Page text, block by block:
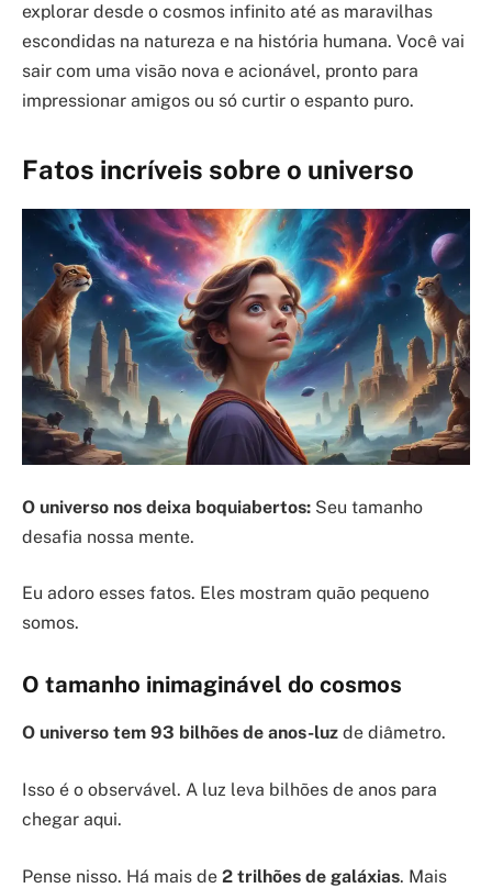
explorar desde o cosmos infinito até as maravilhas
escondidas na natureza e na história humana. Você vai
sair com uma visão nova e acionável, pronto para
impressionar amigos ou só curtir o espanto puro.
Fatos incríveis sobre o universo
O universo nos deixa boquiabertos: Seu tamanho
desafia nossa mente.
Eu adoro esses fatos. Eles mostram quão pequeno
somos.
O tamanho inimaginável do cosmos
O universo tem 93 bilhões de anos-luz de diâmetro.
Isso é o observável. A luz leva bilhões de anos para
chegar aqui.
Pense nisso. Há mais de 2 trilhões de galáxias. Mais